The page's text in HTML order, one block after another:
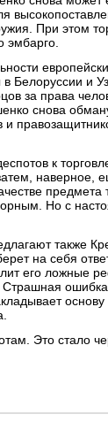
При этом
эмбарго.
и
за права
снова
к
наверное,
Но с
также
на себя
его ложные
Это стало